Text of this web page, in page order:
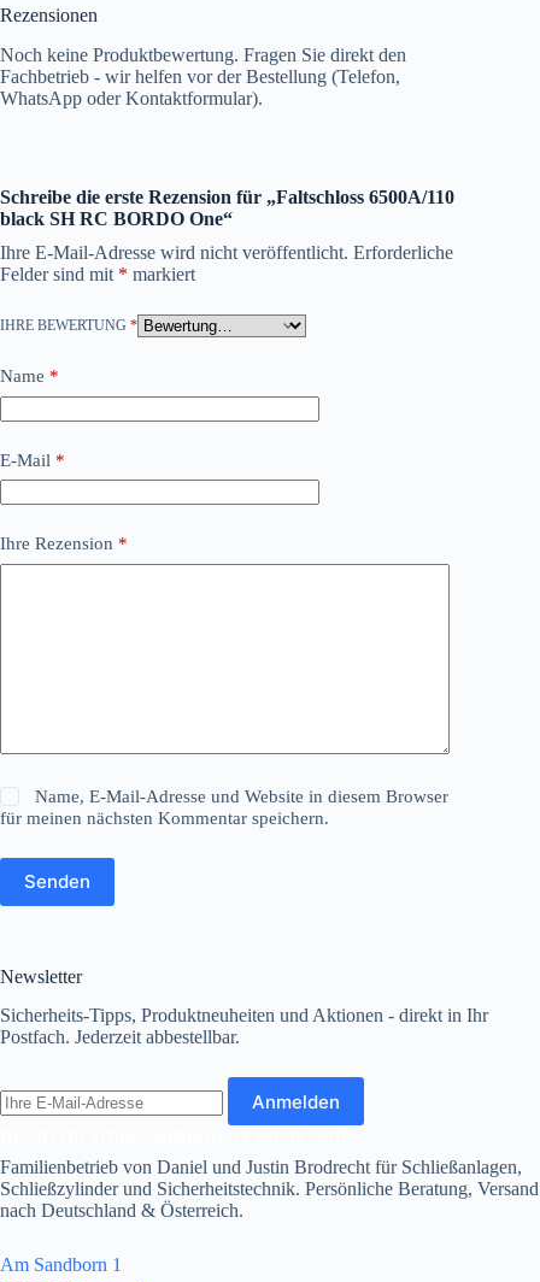
Rezensionen
Noch keine Produktbewertung. Fragen Sie direkt den
Fachbetrieb - wir helfen vor der Bestellung (Telefon,
WhatsApp oder Kontaktformular).
Schreibe die erste Rezension für „Faltschloss 6500A/110
black SH RC BORDO One“
Ihre E-Mail-Adresse wird nicht veröffentlicht. Erforderliche
Felder sind mit * markiert
IHRE BEWERTUNG *
Name *
E-Mail *
Ihre Rezension *
Name, E-Mail-Adresse und Website in diesem Browser
für meinen nächsten Kommentar speichern.
Senden
Newsletter
Sicherheits-Tipps, Produktneuheiten und Aktionen - direkt in Ihr
Postfach. Jederzeit abbestellbar.
E-
Mail-
Anmelden
Familienbetrieb von Daniel und Justin Brodrecht für Schließanlagen,
Schließzylinder und Sicherheitstechnik. Persönliche Beratung, Versand
nach Deutschland & Österreich.
Am Sandborn 1